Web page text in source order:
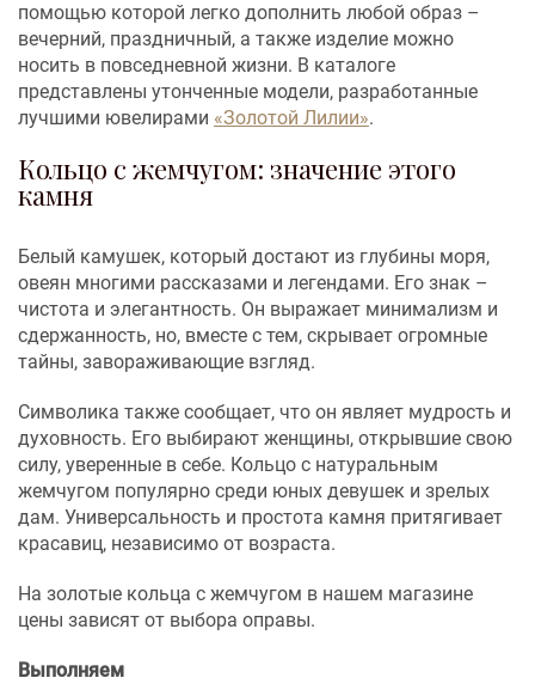
помощью которой легко дополнить любой образ –
вечерний, праздничный, а также изделие можно
носить в повседневной жизни. В каталоге
представлены утонченные модели, разработанные
лучшими ювелирами «Золотой Лилии».
Кольцо с жемчугом: значение этого
камня
Белый камушек, который достают из глубины моря,
овеян многими рассказами и легендами. Его знак –
чистота и элегантность. Он выражает минимализм и
сдержанность, но, вместе с тем, скрывает огромные
тайны, завораживающие взгляд.
Символика также сообщает, что он являет мудрость и
духовность. Его выбирают женщины, открывшие свою
силу, уверенные в себе. Кольцо с натуральным
жемчугом популярно среди юных девушек и зрелых
дам. Универсальность и простота камня притягивает
красавиц, независимо от возраста.
На золотые кольца с жемчугом в нашем магазине
цены зависят от выбора оправы.
Выполняем